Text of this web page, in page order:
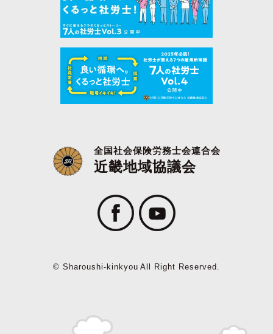
全国社会保険労務士会連合会
近畿地域協議会
© Sharoushi-kinkyou All Right Reserved.